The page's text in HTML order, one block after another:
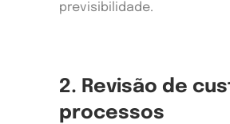
previsibilidade.
2. Revisão de
processos